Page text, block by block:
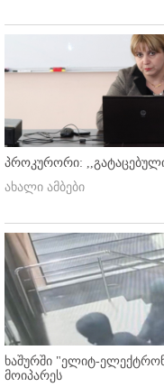
პროკურორი:
ახალი ამბები
ხაშურში "ელიტ-
მოიპარეს